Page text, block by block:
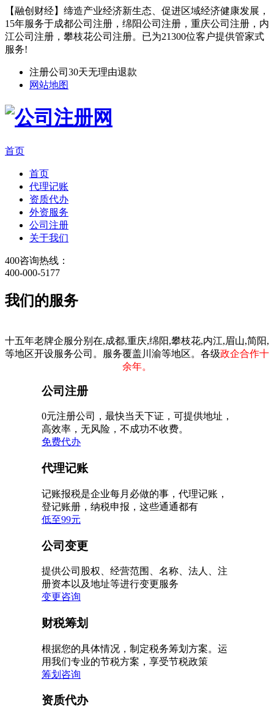
【融创财经】缔造产业经济新生态、促进区域经济健康发展，
15年服务于成都公司注册，绵阳公司注册，重庆公司注册，内
江公司注册，攀枝花公司注册。已为21300位客户提供管家式
服务!
注册公司30天无理由退款
网站地图
首页
首页
代理记账
资质代办
外资服务
公司注册
关于我们
400咨询热线：
400-000-5177
我们的服务
十五年老牌企服分别在,成都,重庆,绵阳,攀枝花,内江,眉山,简阳,
等地区开设服务公司。服务覆盖川渝等地区。各级政企合作十
余年。
公司注册
0元注册公司，最快当天下证，可提供地址，
高效率，无风险，不成功不收费。
免费代办
代理记账
记账报税是企业每月必做的事，代理记账，
登记账册，纳税申报，这些通通都有
低至99元
公司变更
提供公司股权、经营范围、名称、法人、注
册资本以及地址等进行变更服务
变更咨询
财税筹划
根据您的具体情况，制定税务筹划方案。运
用我们专业的节税方案，享受节税政策
筹划咨询
资质代办